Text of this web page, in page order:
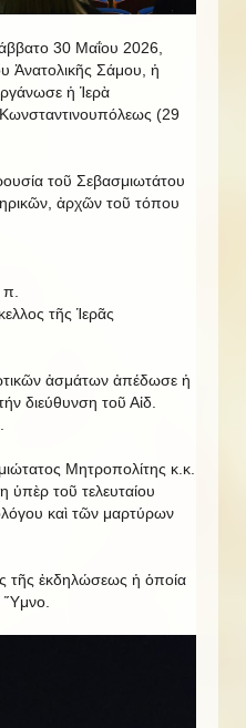
30 Μαΐου 2026,
Ἀνατολικῆς Σάμου, ἡ
ἡ Ἱερὰ
(29
τοῦ Σεβασμιωτάτου
ἀρχῶν τοῦ τόπου
τῆς Ἱερᾶς
ἀσμάτων ἀπέδωσε ἡ
διεύθυνση τοῦ Αἰδ.
Μητροπολίτης κ.κ.
ὑπὲρ τοῦ τελευταίου
καὶ τῶν μαρτύρων
τῆς ἐκδηλώσεως ἡ ὁποία
Ὕμνο.